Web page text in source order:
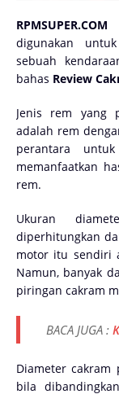
digunakan
sebuah
bahas Review
Jenis rem yang
adalah rem
perantara
memanfaatkan
rem.
Ukuran
diperhitungkan
motor itu sendiri
Namun, banyak
piringan cakram
BACA JUGA :
Diameter
bila